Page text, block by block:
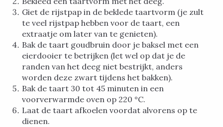
Giet de rijstpap in de beklede taartvorm (je zult
te veel rijstpap hebben voor de taart, een
extraatje om later van te genieten).
Bak de taart goudbruin door je baksel met een
eierdooier te betrijken (let wel op dat je de
randen van het deeg niet bestrijkt, anders
worden deze zwart tijdens het bakken).
Bak de taart 30 tot 45 minuten in een
voorverwarmde oven op 220 °C.
Laat de taart afkoelen voordat alvorens op te
dienen.